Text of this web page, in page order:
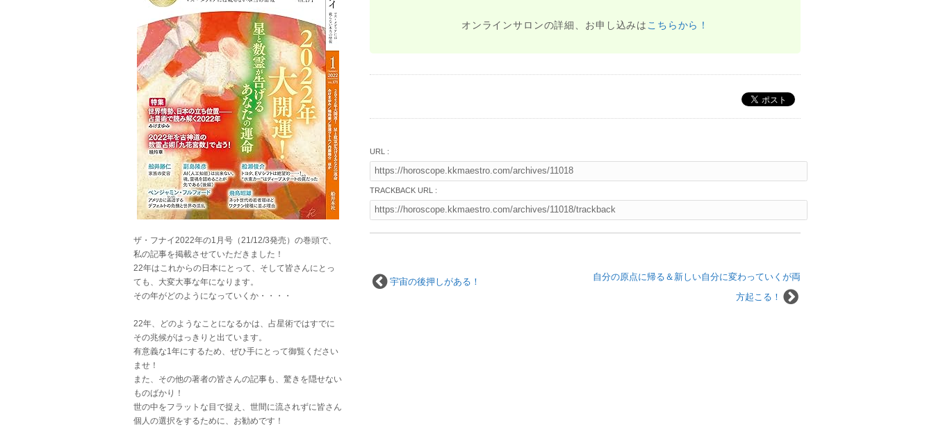
オンラインサロンの詳細、お申し込みは こちらから！
URL :
TRACKBACK URL :
自分の原点に帰る＆新しい自分に変わっていくが両
方起こる！
宇宙の後押しがある！
ザ・フナイ2022年の1月号（21/12/3発売）の巻頭で、
私の記事を掲載させていただきました！
22年はこれからの日本にとって、そして皆さんにとっ
ても、大変大事な年になります。
その年がどのようになっていくか・・・・
22年、どのようなことになるかは、占星術ではすでに
その兆候がはっきりと出ています。
有意義な1年にするため、ぜひ手にとって御覧ください
ませ！
また、その他の著者の皆さんの記事も、驚きを隠せない
ものばかり！
世の中をフラットな目で捉え、世間に流されずに皆さん
個人の選択をするために、お勧めです！